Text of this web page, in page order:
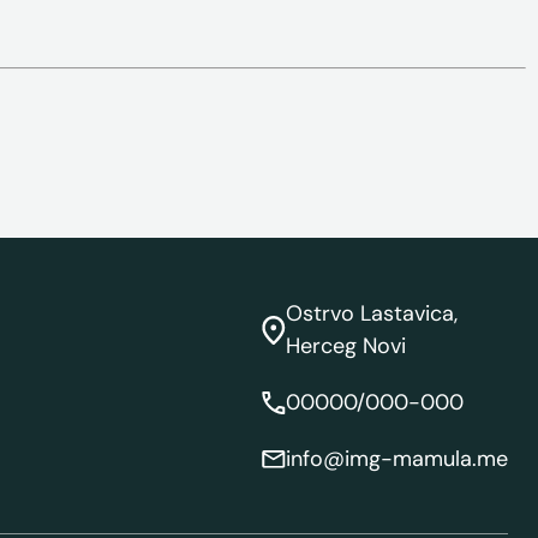
Ostrvo Lastavica,
Herceg Novi
00000/000-000
info@img-mamula.me